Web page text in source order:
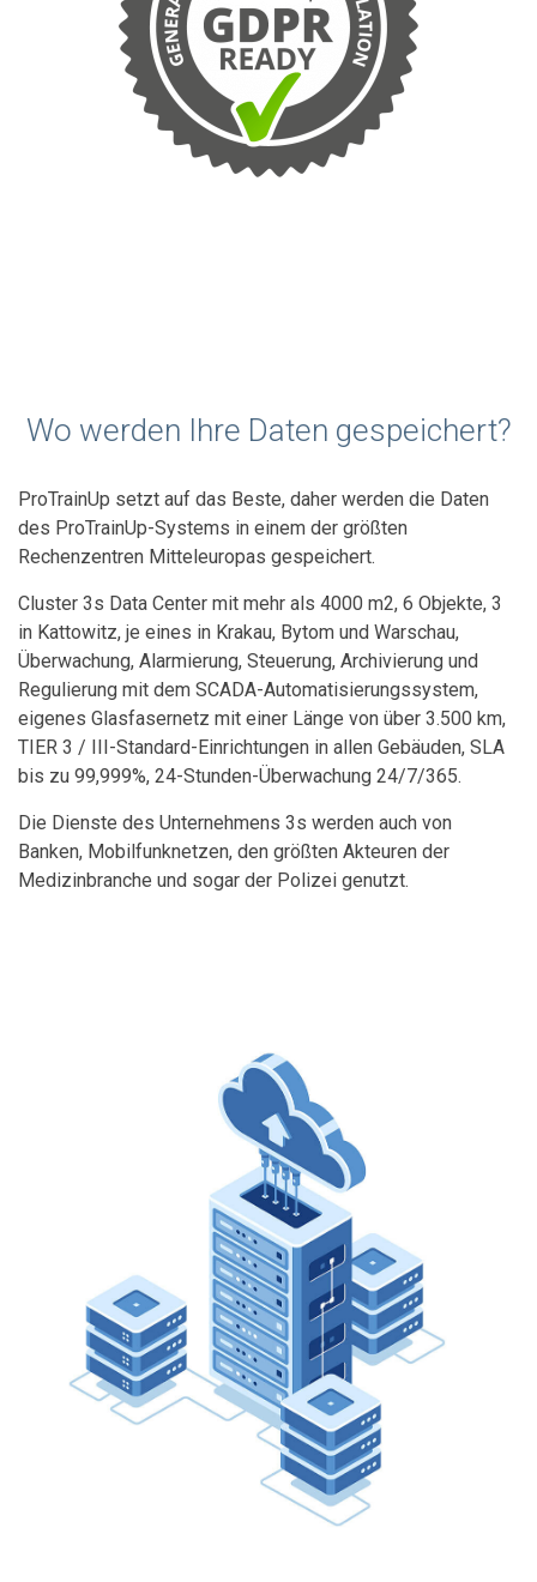
Wo werden Ihre Daten gespeichert?
ProTrainUp setzt auf das Beste, daher werden die Daten
des ProTrainUp-Systems in einem der größten
Rechenzentren Mitteleuropas gespeichert.
Cluster 3s Data Center mit mehr als 4000 m2, 6 Objekte, 3
in Kattowitz, je eines in Krakau, Bytom und Warschau,
Überwachung, Alarmierung, Steuerung, Archivierung und
Regulierung mit dem SCADA-Automatisierungssystem,
eigenes Glasfasernetz mit einer Länge von über 3.500 km,
TIER 3 / III-Standard-Einrichtungen in allen Gebäuden, SLA
bis zu 99,999%, 24-Stunden-Überwachung 24/7/365.
Die Dienste des Unternehmens 3s werden auch von
Banken, Mobilfunknetzen, den größten Akteuren der
Medizinbranche und sogar der Polizei genutzt.